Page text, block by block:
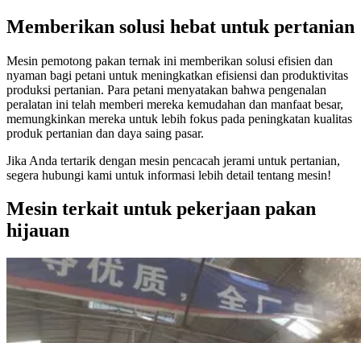
Memberikan solusi hebat untuk pertanian
Mesin pemotong pakan ternak ini memberikan solusi efisien dan
nyaman bagi petani untuk meningkatkan efisiensi dan produktivitas
produksi pertanian. Para petani menyatakan bahwa pengenalan
peralatan ini telah memberi mereka kemudahan dan manfaat besar,
memungkinkan mereka untuk lebih fokus pada peningkatan kualitas
produk pertanian dan daya saing pasar.
Jika Anda tertarik dengan mesin pencacah jerami untuk pertanian,
segera hubungi kami untuk informasi lebih detail tentang mesin!
Mesin terkait untuk pekerjaan pakan
hijauan